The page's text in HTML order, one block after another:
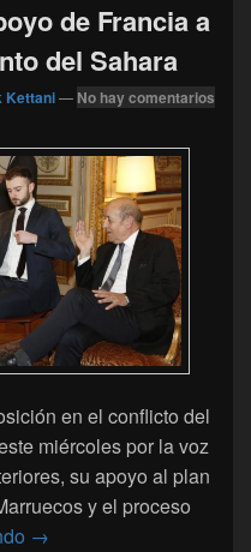
de Francia a
del Sahara
Kettani— No hay comentarios
en el conflicto del
miércoles por la voz
su apoyo al plan
y el proceso
Le Drian reitera el apoyo
→